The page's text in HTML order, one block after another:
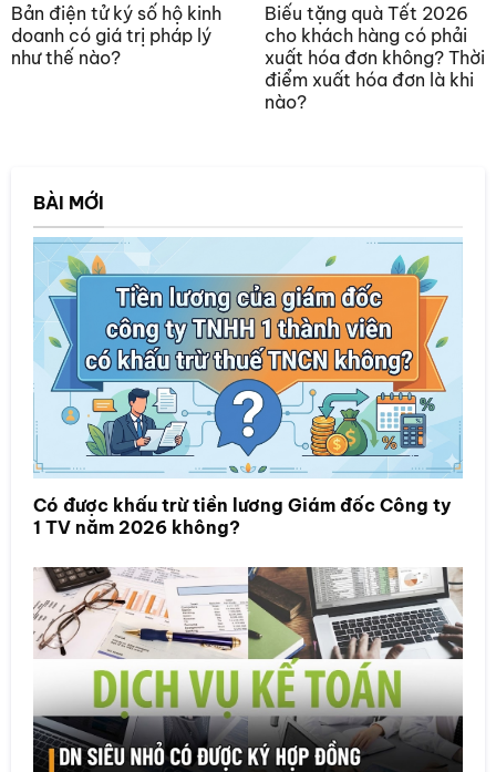
Bản điện tử ký số hộ kinh
doanh có giá trị pháp lý
như thế nào?
Biếu tặng quà Tết 2026
cho khách hàng có phải
xuất hóa đơn không? Thời
điểm xuất hóa đơn là khi
nào?
BÀI MỚI
Có được khấu trừ tiền lương Giám đốc Công ty
1 TV năm 2026 không?